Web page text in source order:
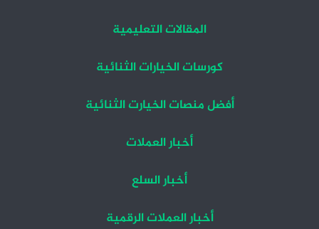
المقالات التعليمية
كورسات الخيارات الثنائية
أفضل منصات الخيارت الثنائية
أخبار العملات
أخبار السلع
أخبار العملات الرقمية